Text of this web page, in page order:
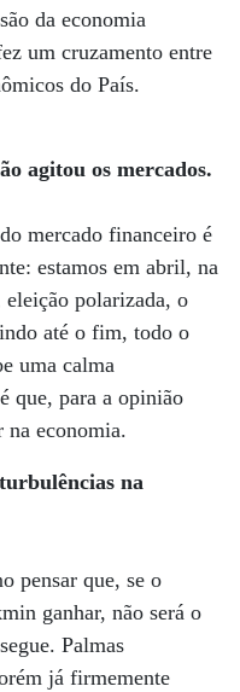
da economia
um cruzamento entre
do País.
agitou os mercados.
mercado financeiro é
estamos em abril, na
eleição polarizada, o
até o fim, todo o
uma calma
que, para a opinião
na economia.
na
pensar que, se o
ganhar, não será o
Palmas
já firmemente